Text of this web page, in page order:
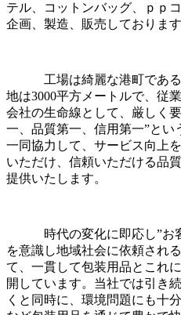
テル、コットンバッグ、ｐｐ
企画、製造、販売しております
工場は綺麗な港町である
地は3000平方メートルで、従
会社の生命線として、厳しく
一、品質第一、信用第一”と
一同協力して、サービス向上
いただけ、信頼いただける品
提供いたします。
時代の変化に即応し”お客
を意識し地域社会に依頼され
て、一貫して包装用品とこれ
開しています。当社では引き
くと同時に、環境問題にも十